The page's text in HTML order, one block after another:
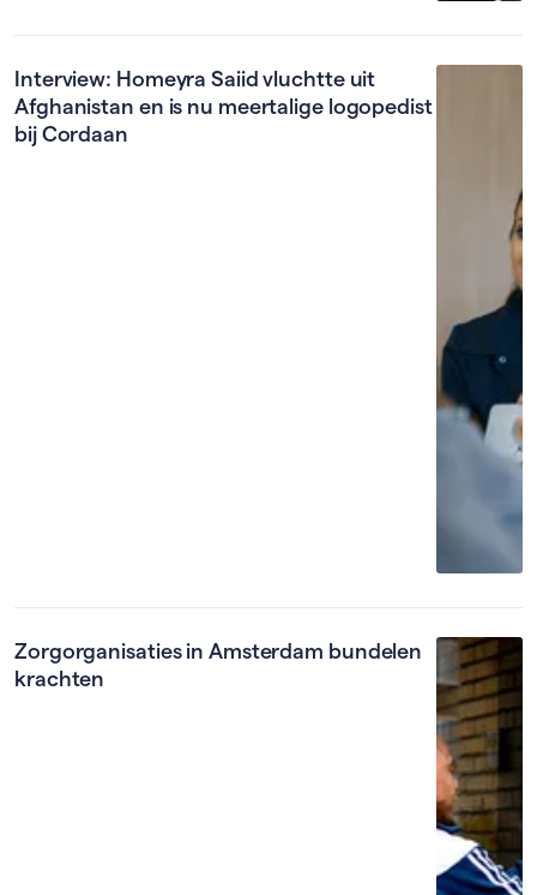
Interview: Homeyra Saiid vluchtte uit
Afghanistan en is nu meertalige logopedist
bij Cordaan
Zorgorganisaties in Amsterdam bundelen
krachten